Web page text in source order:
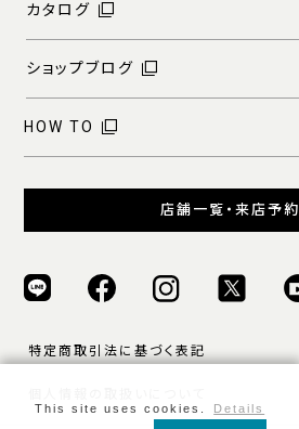
カタログ
ショップブログ
HOW TO
店舗一覧・来店予約
特定商取引法に基づく表記
This site uses cookies. Details